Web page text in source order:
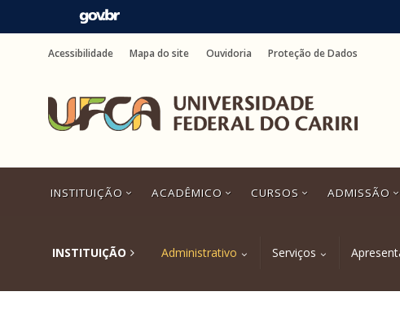
para
para
busca
rodapé
Acessibilidade Mapa do site Ouvidoria Proteção de Dados
INSTITUIÇÃO ACADÊMICO CURSOS ADMISSÃO
INSTITUIÇÃO Administrativo Serviços